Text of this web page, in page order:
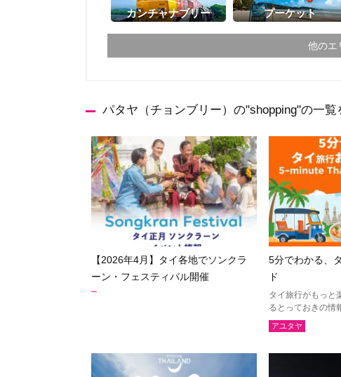
カンチャナブリー プーケット
他のエ
チェンマイ チェンライ
ターク
カンペーン
ナコーンサワン
ナーン
プレー
ペッチャブ
ウッタラディット
ウタイター
ウドーンターニー コーンケーン
カラシン
ノーンブアランプー
パタヤ（チョンブリー）の"shopping"の一覧
【2026年4月】タイ各地でソンクラ
ーン・フェスティバル開催
5分でわかる、
ド
タイ旅行がもっと
るとっておきの情
アユタヤ